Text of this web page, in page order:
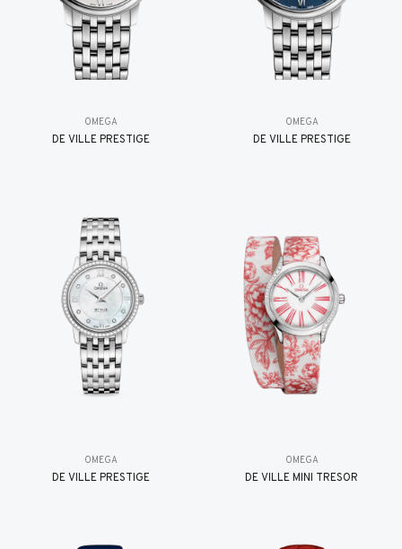
OMEGA
DE VILLE PRESTIGE
OMEGA
DE VILLE PRESTIGE
OMEGA
DE VILLE PRESTIGE
OMEGA
DE VILLE MINI TRÉSOR